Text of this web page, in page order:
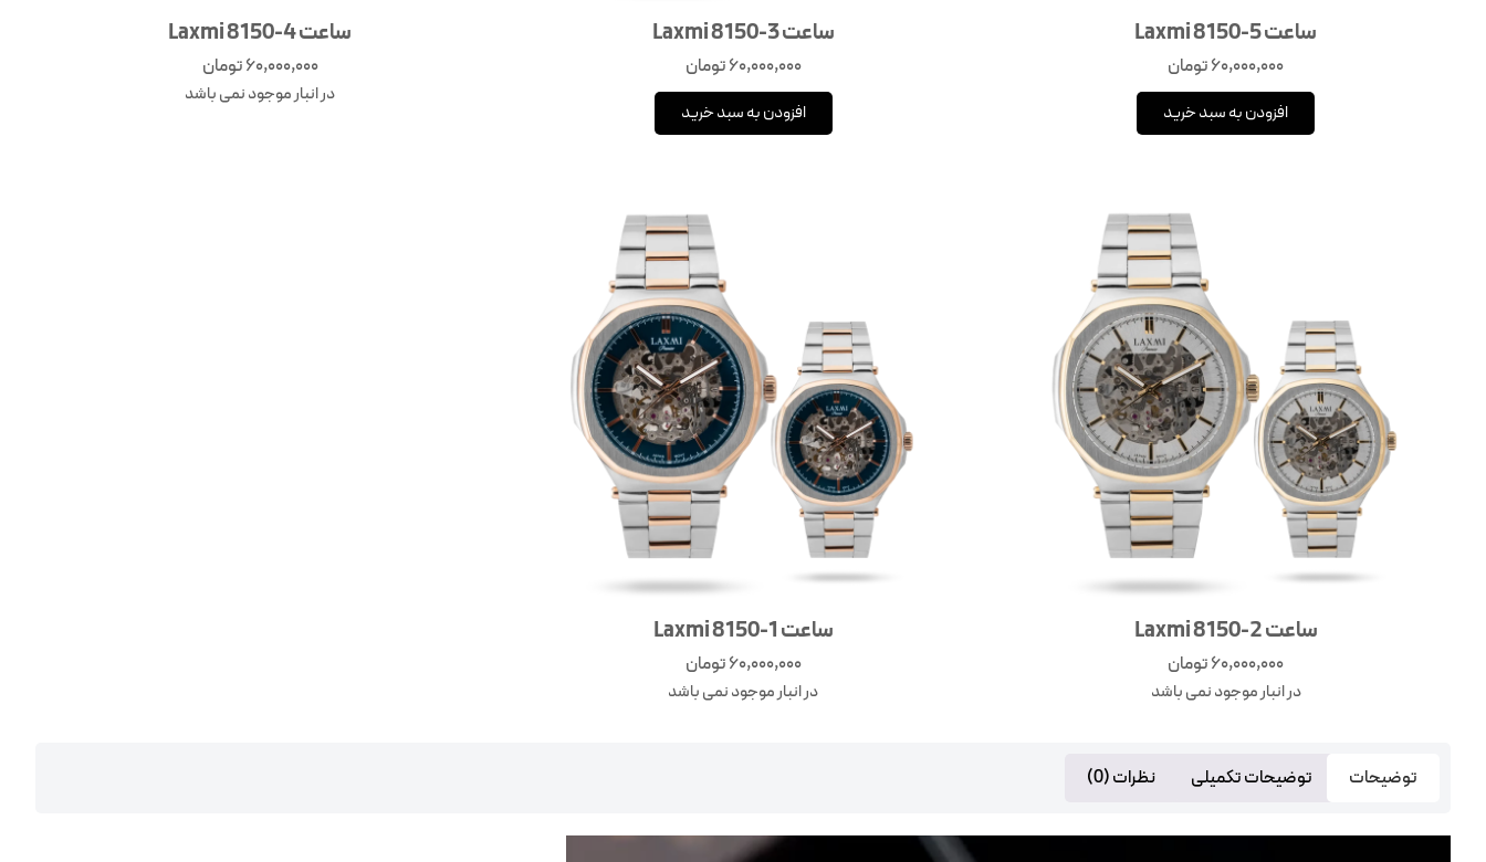
ساعت Laxmi 8150-5
60,000,000تومان
افزودن به سبد خرید
ساعت Laxmi 8150-3
60,000,000تومان
افزودن به سبد خرید
ساعت Laxmi 8150-4
60,000,000تومان
در انبار موجود نمی باشد
ساعت Laxmi 8150-2
60,000,000تومان
در انبار موجود نمی باشد
ساعت Laxmi 8150-1
60,000,000تومان
در انبار موجود نمی باشد
توضیحات توضیحات تکمیلی نظرات (0)